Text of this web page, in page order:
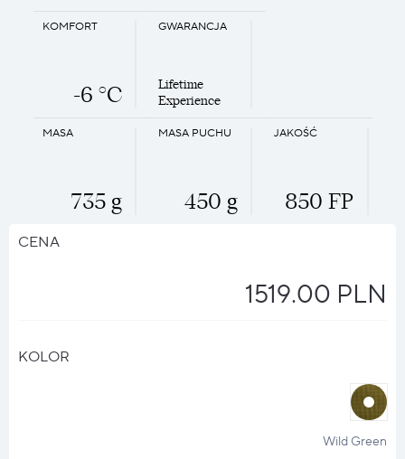
MASA
735 g
JAKOŚĆ
850 FP
MASA PUCHU
450 g
KOMFORT
-6 °C
GWARANCJA
Lifetime
Experience
CENA
1519.00 PLN
KOLOR
halo
?
Wild Green